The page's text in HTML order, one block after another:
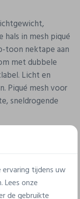
hals in mesh piqué
toon nektape aan
met dubbele
Licht en
Piqué mesh voor
sneldrogende
tijdens uw
Lees onze
de gebruikte